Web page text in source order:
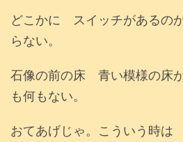
どこかに スイッチがある
らない。
石像の前の床 青い模様の床
も何もない。
おてあげじゃ。こういう時は